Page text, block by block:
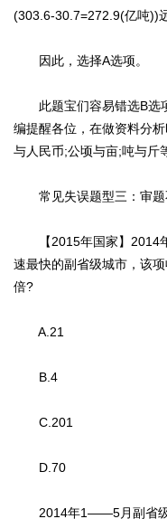
(303.6-30.7=272.9(亿吨))
因此，选择A选项。
此题宝们容易错选B选
编提醒各位，在做资料分
与人民币;公顷与亩;吨与斤
常见失误题型三：审题
【2015年国家】2014
速最快的副省级城市，该
倍?
A.21
B.4
C.201
D.70
2014年1——5月副省级